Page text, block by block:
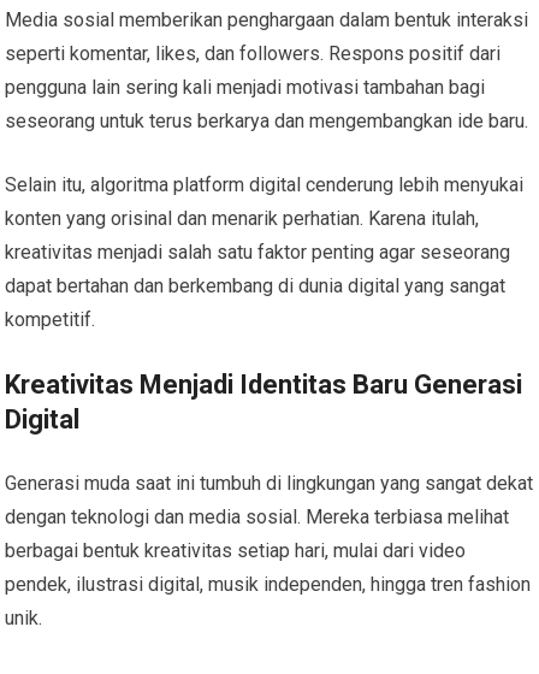
Media sosial memberikan penghargaan dalam bentuk interaksi
seperti komentar, likes, dan followers. Respons positif dari
pengguna lain sering kali menjadi motivasi tambahan bagi
seseorang untuk terus berkarya dan mengembangkan ide baru.
Selain itu, algoritma platform digital cenderung lebih menyukai
konten yang orisinal dan menarik perhatian. Karena itulah,
kreativitas menjadi salah satu faktor penting agar seseorang
dapat bertahan dan berkembang di dunia digital yang sangat
kompetitif.
Kreativitas Menjadi Identitas Baru Generasi
Digital
Generasi muda saat ini tumbuh di lingkungan yang sangat dekat
dengan teknologi dan media sosial. Mereka terbiasa melihat
berbagai bentuk kreativitas setiap hari, mulai dari video
pendek, ilustrasi digital, musik independen, hingga tren fashion
unik.